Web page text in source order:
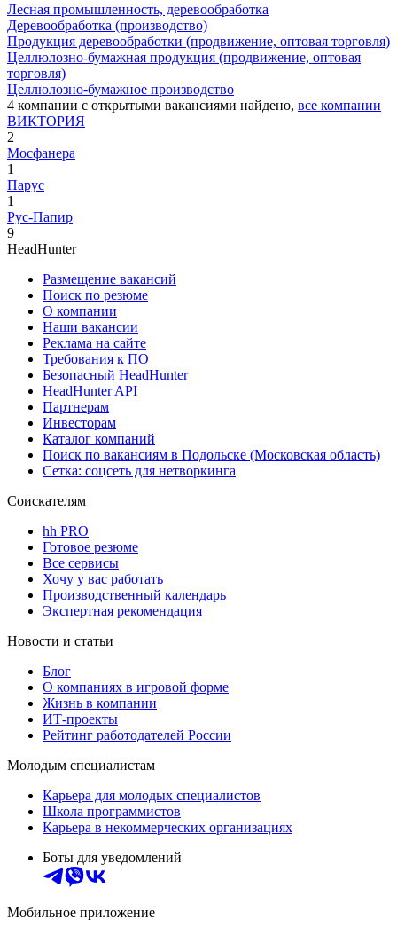
Лесная промышленность, деревообработка
Деревообработка (производство)
Продукция деревообработки (продвижение, оптовая торговля)
Целлюлозно-бумажная продукция (продвижение, оптовая
торговля)
Целлюлозно-бумажное производство
4 компании с открытыми вакансиями найдено, все компании
ВИКТОРИЯ
2
Мосфанера
1
Парус
1
Рус-Папир
9
HeadHunter
Размещение вакансий
Поиск по резюме
О компании
Наши вакансии
Реклама на сайте
Требования к ПО
Безопасный HeadHunter
HeadHunter API
Партнерам
Инвесторам
Каталог компаний
Поиск по вакансиям в Подольске (Московская область)
Сетка: соцсеть для нетворкинга
Соискателям
hh PRO
Готовое резюме
Все сервисы
Хочу у вас работать
Производственный календарь
Экспертная рекомендация
Новости и статьи
Блог
О компаниях в игровой форме
Жизнь в компании
ИТ-проекты
Рейтинг работодателей России
Молодым специалистам
Карьера для молодых специалистов
Школа программистов
Карьера в некоммерческих организациях
Боты для уведомлений
Мобильное приложение